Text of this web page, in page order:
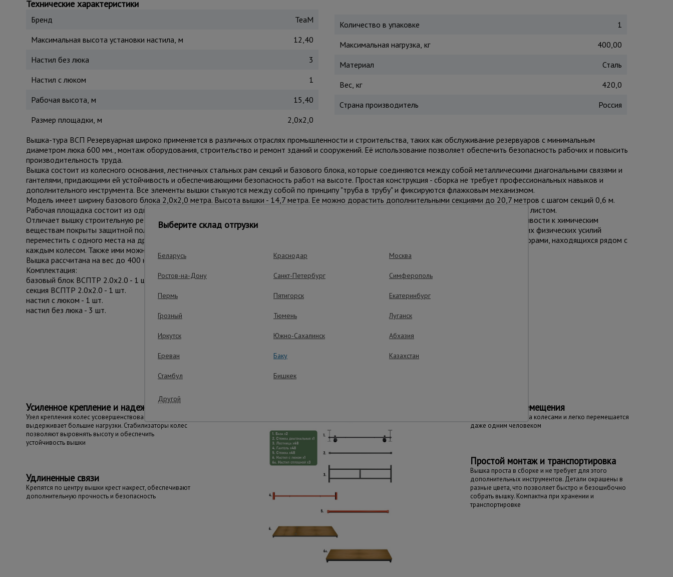
Технические характеристики
Бренд
TeaM
Максимальная высота установки настила, м
12,40
Настил без люка
3
Настил с люком
1
Рабочая высота, м
15,40
Размер площадки, м
2,0x2,0
Количество в упаковке
1
Максимальная нагрузка, кг
400,00
Материал
Сталь
Вес, кг
420,0
Страна производитель
Россия
Вышка-тура ВСП Резервуарная широко применяется в различных отраслях промышленности и строительства, таких как обслуживание резервуаров с минимальным
диаметром люка 600 мм., монтаж оборудования, строительство и ремонт зданий и сооружений. Её использование позволяет обеспечить безопасность рабочих и повысить
производительность труда.
Вышка состоит из колесного основания, лестничных стальных рам секций и базового блока, которые соединяются между собой металлическими диагональными связями и
гантелями, придающими ей устойчивость и обеспечивающими безопасность работ на высоте. Простая конструкция - сборка не требует профессиональных навыков и
дополнительного инструмента. Все элементы вышки стыкуются между собой по принципу "труба в трубу" и фиксируются флажковым механизмом.
Модель имеет ширину базового блока 2,0х2,0 метра. Высота вышки - 14,7 метра. Ее можно дорастить дополнительными секциями до 20,7 метров с шагом секций 0,6 м.
Рабочая площадка состоит из одного настила с люком, изготавливаемого из стальных труб по периметру, покрытых сверху прочным фанерным листом.
Отличает вышку строительную резервуарную ВСП TeaM 2,0x2,0 изготовление из стальных труб, которые для большей долговечности и устойчивости к химическим
веществам покрыты защитной полимерной краской. С помощью усиленных обрезиненных колес данную вышку-туру можно быстро и без больших физических усилий
переместить с одного места на другое. В момент проведения работ вышку необходимо зафиксировать усиленными тормозными винтовыми опорами, находящихся рядом с
каждым колесом. Также ими можно тонко отрегулировать высоту вышки. Это необходимо, если вы работаете на неровной площадке.
Вышка рассчитана на вес до 400 кг. На ней комфортно может разместиться рабочий с необходимым оборудованием.
Комплектация:
базовый блок ВСПТР 2.0х2.0 - 1 шт.
секция ВСПТР 2.0х2.0 - 1 шт.
настил с люком - 1 шт.
настил без люка - 3 шт.
Важные преимущества – эффективная работа
Усиленное крепление и надежность
Узел крепления колес усовершенствован и
выдерживает большие нагрузки. Стабилизаторы колес
позволяют выровнять высоту и обеспечить
устойчивость вышки
Удлиненные связи
Крепятся по центру вышки крест накрест, обеспечивают
дополнительную прочность и безопасность
Простота перемещения
Вышка оборудована колесами и легко перемещается
даже одним человеком
Простой монтаж и транспортировка
Вышка проста в сборке и не требует для этого
дополнительных инструментов. Детали окрашены в
разные цвета, что позволяет быстро и безошибочно
собрать вышку. Компактна при хранении и
транспортировке
Выберите склад отгрузки
Беларусь Краснодар Москва
Ростов-на-Дону Санкт-Петербург Симферополь
Пермь Пятигорск Екатеринбург
Грозный Тюмень Луганск
Иркутск Южно-Сахалинск Абхазия
Ереван Баку Казахстан
Стамбул Бишкек
Другой